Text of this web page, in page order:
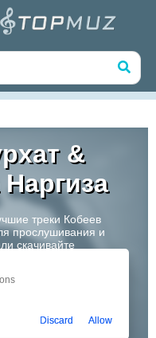
&
треки Кобеев
прослушивания и
скачивайте
перспективных
Discard Allow